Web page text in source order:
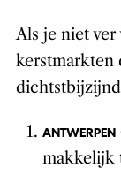
Als je niet
kerstmarkten
ANTWERPEN
makkelijk